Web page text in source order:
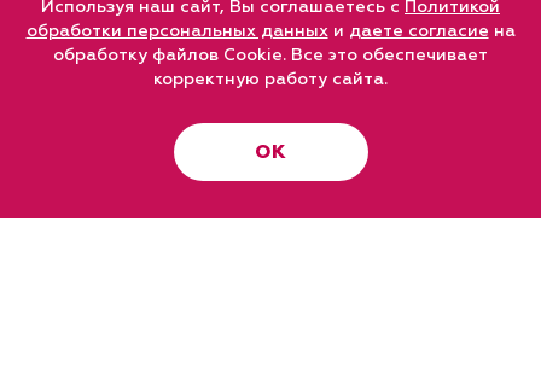
Используя наш сайт, Вы соглашаетесь с Политикой
обработки персональных данныхи даете согласие на
обработку файлов Cookie. Все это обеспечивает
корректную работу сайта.
ОК